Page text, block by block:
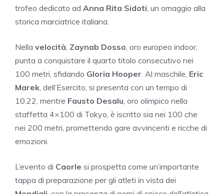
trofeo dedicato ad Anna Rita Sidoti , un omaggio alla
storica marciatrice italiana.
Nella velocità Zaynab Dosso , oro europeo indoor,
punta a conquistare il quarto titolo consecutivo nei
100 metri, sfidando Gloria Hooper . Al maschile, Eric
Marek , dell’Esercito, si presenta con un tempo di
10.22, mentre Fausto Desalu , oro olimpico nella
staffetta 4×100 di Tokyo, è iscritto sia nei 100 che
nei 200 metri, promettendo gare avvincenti e ricche di
emozioni.
L’evento di Caorle si prospetta come un’importante
tappa di preparazione per gli atleti in vista dei